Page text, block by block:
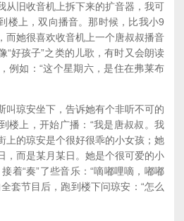
从旧收音机上拆下来的扩音器，我可
楼上，双向播音。那时候，比我小9
而她很喜欢收音机上一个唐叔叔播音
“好孩子”之类的儿歌，有时又会朗读
例如：“这个星期六，是住在弗莱布
叫琼安坐下，告诉她有个非听不可的
楼上，开始广播：“我是唐叔叔。我
上的琼安是个很好很乖的小女孩；她
而是某月某日。她是个很可爱的小
着“奏”了些音乐：“嘀嘟哩嘀，嘟嘟
套节目后，跑到楼下问琼安：“怎么